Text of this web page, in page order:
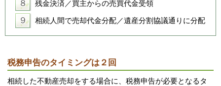
８ 残金決済／買主からの売買代金受領
９ 相続人間で売却代金分配／遺産分割協議通りに分配
税務申告のタイミングは２回
相続した不動産売却をする場合に、税務申告が必要となるタ